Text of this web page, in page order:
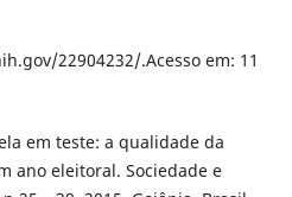
22904232/.Acesso em: 11
em teste: a qualidade da
ano eleitoral. Sociedade e